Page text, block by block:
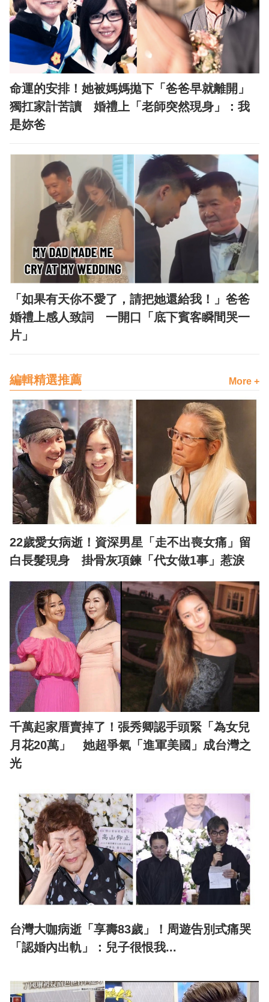
命運的安排！她被媽媽拋下「爸爸早就離開」
獨扛家計苦讀 婚禮上「老師突然現身」：我
是妳爸
「如果有天你不愛了，請把她還給我！」爸爸
婚禮上感人致詞 一開口「底下賓客瞬間哭一
片」
編輯精選推薦 More +
22歲愛女病逝！資深男星「走不出喪女痛」留
白長髮現身 掛骨灰項鍊「代女做1事」惹淚
千萬起家厝賣掉了！張秀卿認手頭緊「為女兒
月花20萬」 她超爭氣「進軍美國」成台灣之
光
台灣大咖病逝「享壽83歲」！周遊告別式痛哭
「認婚內出軌」：兒子很恨我...